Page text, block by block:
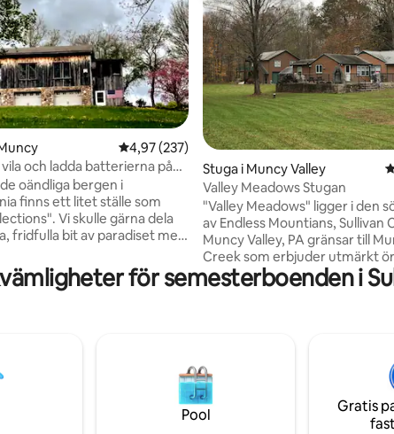
betyg, 16 omdömen
4,97 av 5 i genomsnittligt betyg, 237
4,97 (237)
vila och ladda batterierna på
oändliga bergen i
finns ett litet ställe som
skulle gärna dela
fridfulla bit av paradiset med
ner medan du tittar på
eller sitter i en
— hem för Little
Series!
Stuga i Muncy Valley
Valley Meadows Stugan
"Valley Meadows" ligger i den
av Endless Mountians, Sullivan
Muncy Valley, PA gränsar till
Creek som erbjuder utmärkt
denna stuga ligger mellan
och Ricketts Glen State Parks,
semesterdestination för alla
erbjuder vandring, fiske,
jakt, kajakpaddling, camping,
helt enkelt njuta av lugn och ro
tittar på djurlivet (örnar)!
för semesterboenden i
Pool
Gratis